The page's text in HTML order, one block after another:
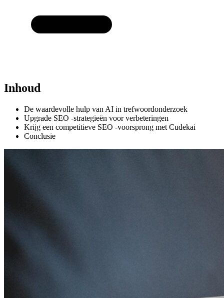
Inhoud
De waardevolle hulp van AI in trefwoordonderzoek
Upgrade SEO -strategieën voor verbeteringen
Krijg een competitieve SEO -voorsprong met Cudekai
Conclusie